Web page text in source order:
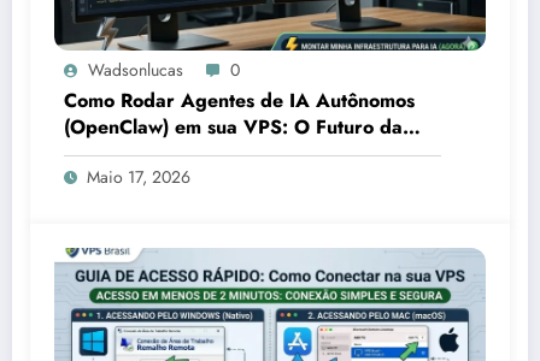
Wadsonlucas 0
Como Rodar Agentes de IA Autônomos
(OpenClaw) em sua VPS: O Futuro da
Automação Corporativa
Maio 17, 2026